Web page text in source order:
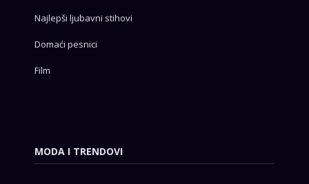
Najlepši ljubavni stihovi
Domaći pesnici
Film
MODA I TRENDOVI